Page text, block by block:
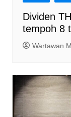
Dividen
tempoh 8
Wartawan